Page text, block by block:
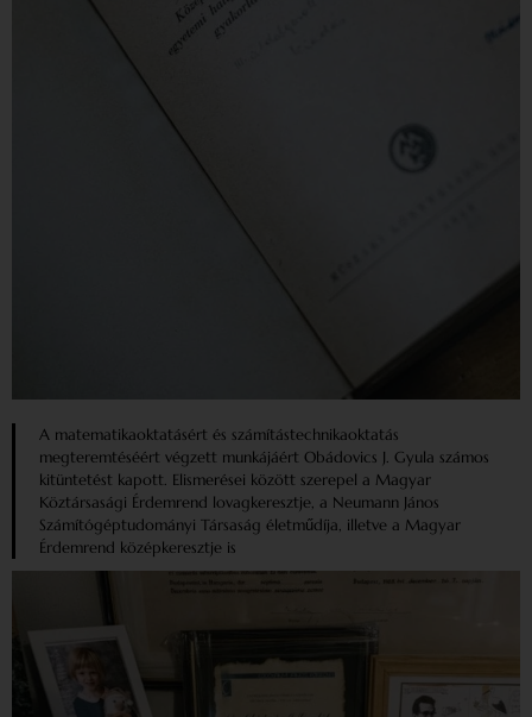
A matematikaoktatásért és számítástechnikaoktatás
megteremtéséért végzett munkájáért Obádovics J. Gyula számos
kitüntetést kapott. Elismerései között szerepel a Magyar
Köztársasági Érdemrend lovagkeresztje, a Neumann János
Számítógéptudományi Társaság életműdíja, illetve a Magyar
Érdemrend középkeresztje is